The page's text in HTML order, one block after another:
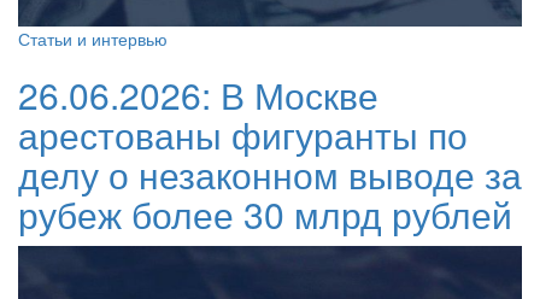
Статьи и интервью
26.06.2026: В Москве
арестованы фигуранты по
делу о незаконном выводе за
рубеж более 30 млрд рублей